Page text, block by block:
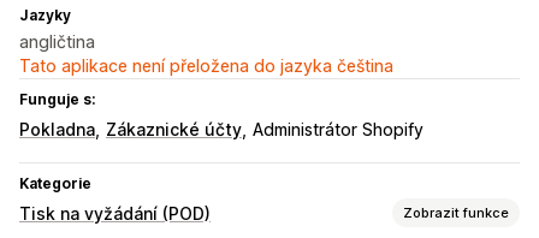
Jazyky
angličtina
Tato aplikace není přeložena do jazyka čeština
Funguje s:
Pokladna Zákaznické účty Administrátor Shopify
Kategorie
Tisk na vyžádání (POD) Zobrazit funkce